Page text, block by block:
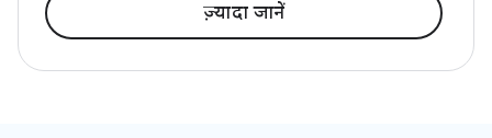
ज़्यादा जानें